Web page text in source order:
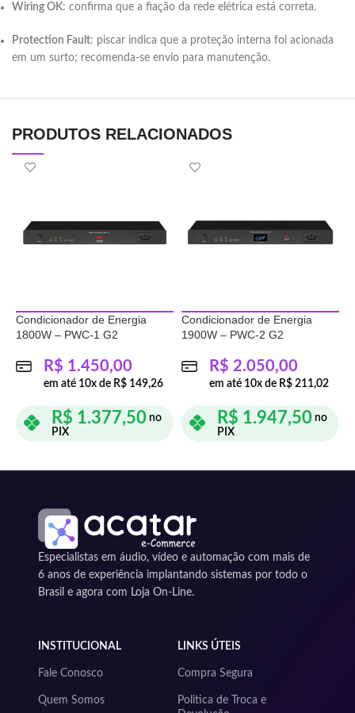
Wiring OK: confirma que a fiação da rede elétrica está correta.
Protection Fault: piscar indica que a proteção interna foi acionada
em um surto; recomenda-se envio para manutenção.
PRODUTOS RELACIONADOS
Condicionador de Energia
1800W – PWC-1 G2
R$ 1.450,00
em até 10x de R$ 149,26
R$ 1.377,50 no
PIX
Condicionador de Energia
1900W – PWC-2 G2
R$ 2.050,00
em até 10x de R$211,02
R$ 1.947,50 no
PIX
Especialistas em áudio, vídeo e automação com mais de
6 anos de experiência implantando sistemas por todo o
Brasil e agora com Loja On-Line.
INSTITUCIONAL
Fale Conosco
Quem Somos
LINKS ÚTEIS
Compra Segura
Politica de Troca e